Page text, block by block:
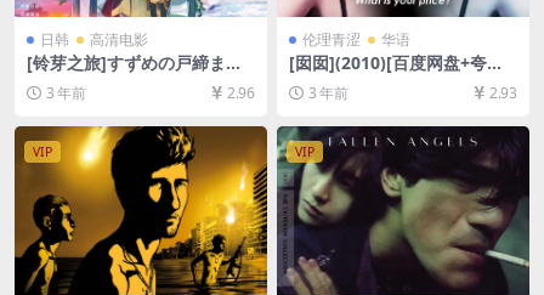
日韩 高清电影
[铃芽之旅]すずめの戸締まり
(2022)[百度网盘+迅雷云盘资
源1080P超清未删减][MP4/7
GB][日语中字]
3 年前 2.96
伦理青涩 华语
[囡囡](2010)[百度网盘+夸克
网盘1080P超清未删减资源]
[网盘在线播放/下载][MP4/5.
6GB][粤语中字]
3 年前 2.93
VIP VIP